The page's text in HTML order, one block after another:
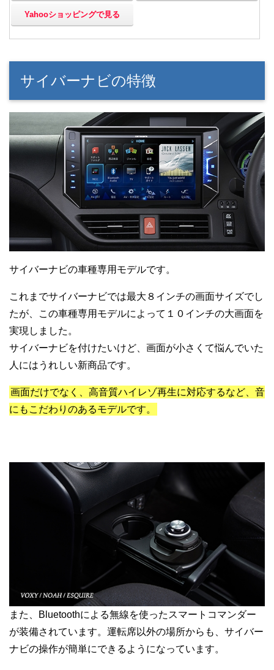
Yahooショッピングで見る
サイバーナビの特徴
サイバーナビの車種専用モデルです。
これまでサイバーナビでは最大８インチの画面サイズでし
たが、この車種専用モデルによって１０インチの大画面を
実現しました。
サイバーナビを付けたいけど、画面が小さくて悩んでいた
人にはうれしい新商品です。
画面だけでなく、高音質ハイレゾ再生に対応するなど、音
にもこだわりのあるモデルです。
また、Bluetoothによる無線を使ったスマートコマンダー
が装備されています。運転席以外の場所からも、サイバー
ナビの操作が簡単にできるようになっています。